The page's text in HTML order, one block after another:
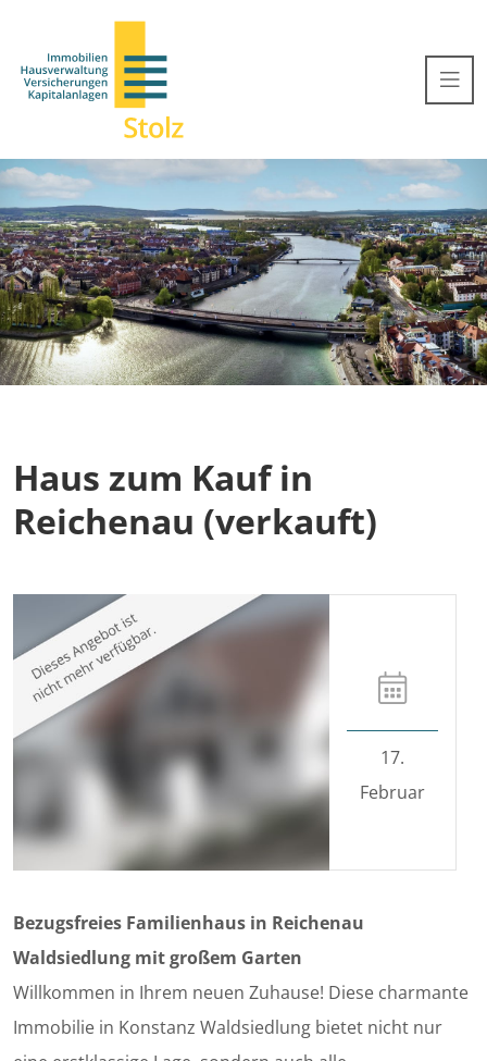
Haus zum Kauf in
Reichenau (verkauft)
17.
Februar
Bezugsfreies Familienhaus in Reichenau
Waldsiedlung mit großem Garten
Willkommen in Ihrem neuen Zuhause! Diese charmante
Immobilie in Konstanz Waldsiedlung bietet nicht nur